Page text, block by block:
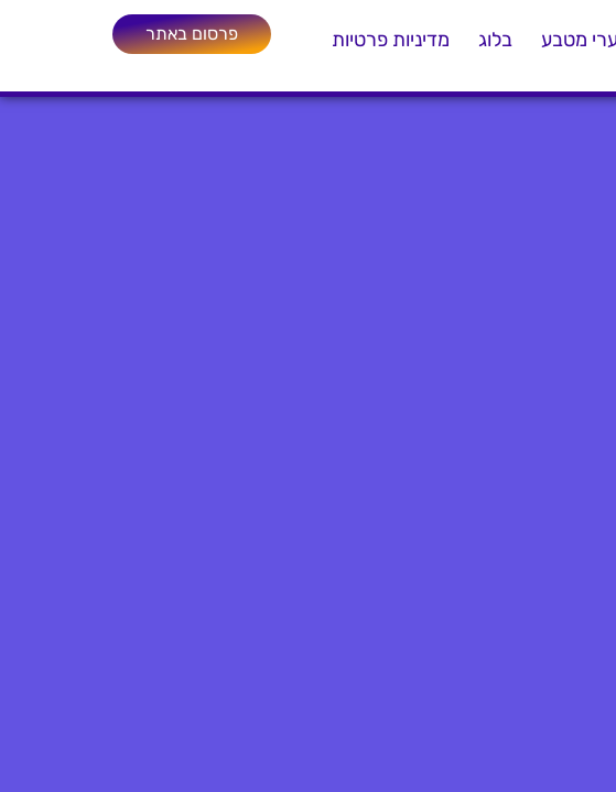
מטבע בלוג מדיניות פרטיות פרסום באתר